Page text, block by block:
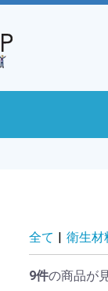
全て | 衛生材
9件の商品が